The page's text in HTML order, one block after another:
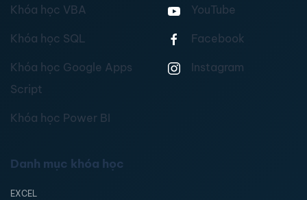
Khóa học VBA
Khóa học SQL
Khóa học Google Apps
Script
Khóa học Power BI
YouTube
Facebook
Instagram
Danh mục khóa học
EXCEL